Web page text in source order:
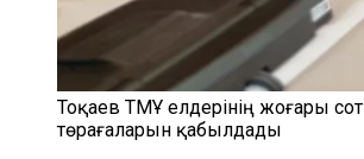
Тоқаев ТМҰ елдерінің жоғары сот
төрағаларын қабылдады